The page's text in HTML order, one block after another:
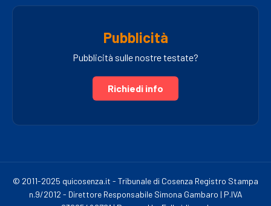
Pubblicità
Pubblicità sulle nostre testate?
Richiedi info
© 2011-2025 quicosenza.it - Tribunale di Cosenza Registro Stampa
n.9/2012 - Direttore Responsabile Simona Gambaro | P.IVA